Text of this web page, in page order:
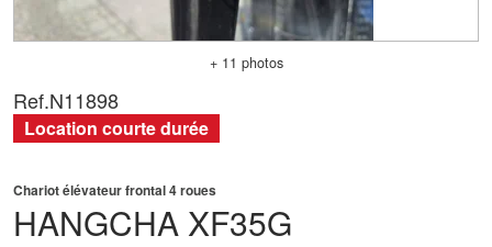
+ 11 photos
HANGCHA XF35G
Chariot élévateur frontal 4 roues
Ref.N11898
Location courte durée